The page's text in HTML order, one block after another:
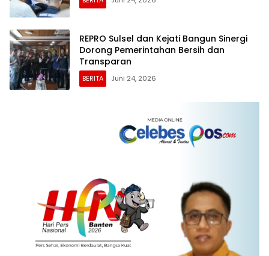
REPRO Sulsel dan Kejati Bangun Sinergi
Dorong Pemerintahan Bersih dan
Transparan
BERITA Juni 24, 2026